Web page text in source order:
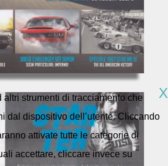
X
altri strumenti di tracciamento che
dal dispositivo dell’utente. Cliccando
attivate tutte le categorie di
accettare, cliccare invece su